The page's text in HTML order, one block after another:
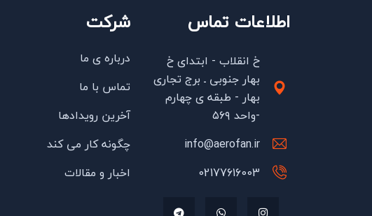
اطلاعات تماس
خ انقلاب - ابتدای خ
بهار جنوبی ـ برج تجاری
بهار - طبقه ی چهارم
-واحد ۵۶۹
info@aerofan.ir
02177616003
شرکت
درباره ی ما
تماس با ما
آخرین رویدادها
چگونه کار می کند
اخبار و مقالات